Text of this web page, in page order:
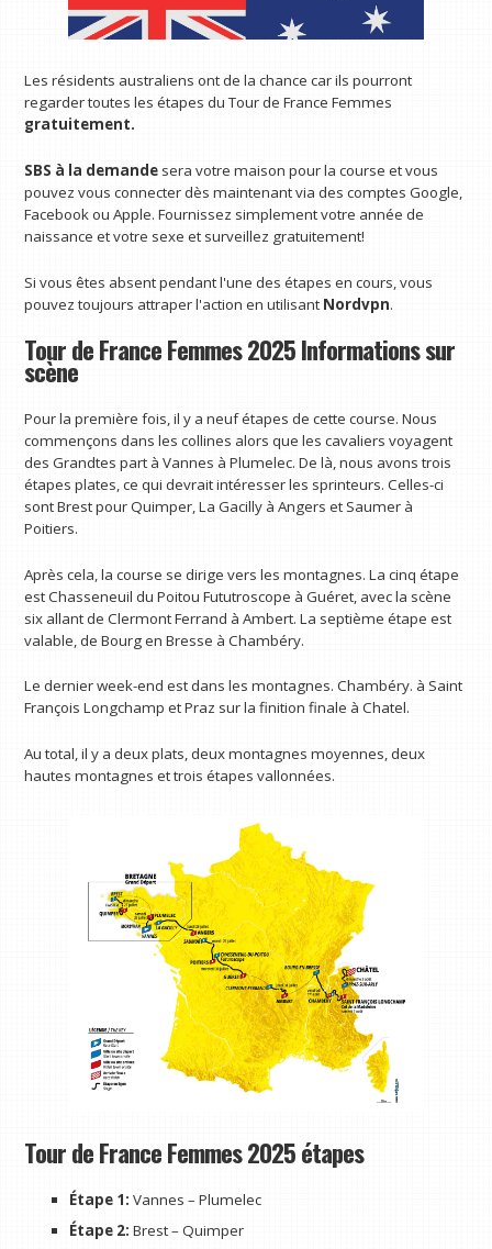
Les résidents australiens ont de la chance car ils pourront
regarder toutes les étapes du Tour de France Femmes
gratuitement.
SBS à la demande sera votre maison pour la course et vous
pouvez vous connecter dès maintenant via des comptes Google,
Facebook ou Apple. Fournissez simplement votre année de
naissance et votre sexe et surveillez gratuitement!
Si vous êtes absent pendant l'une des étapes en cours, vous
pouvez toujours attraper l'action en utilisant Nordvpn.
Tour de France Femmes 2025 Informations sur
scène
Pour la première fois, il y a neuf étapes de cette course. Nous
commençons dans les collines alors que les cavaliers voyagent
des Grandtes part à Vannes à Plumelec. De là, nous avons trois
étapes plates, ce qui devrait intéresser les sprinteurs. Celles-ci
sont Brest pour Quimper, La Gacilly à Angers et Saumer à
Poitiers.
Après cela, la course se dirige vers les montagnes. La cinq étape
est Chasseneuil du Poitou Fututroscope à Guéret, avec la scène
six allant de Clermont Ferrand à Ambert. La septième étape est
valable, de Bourg en Bresse à Chambéry.
Le dernier week-end est dans les montagnes. Chambéry. à Saint
François Longchamp et Praz sur la finition finale à Chatel.
Au total, il y a deux plats, deux montagnes moyennes, deux
hautes montagnes et trois étapes vallonnées.
Tour de France Femmes 2025 étapes
Étape 1: Vannes – Plumelec
Étape 2: Brest – Quimper